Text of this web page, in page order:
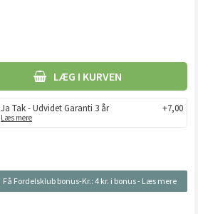
LÆG I KURVEN
Ja Tak - Udvidet Garanti 3 år
Læs mere
+7,00
Få Fordelsklub bonus-Kr.: 4 kr. i bonus- Læs mere